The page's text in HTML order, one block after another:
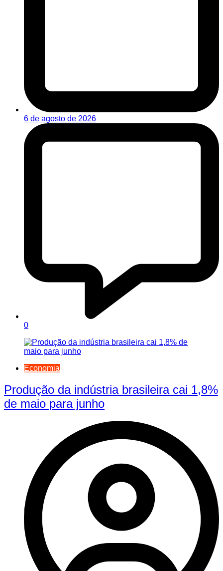
6 de agosto de 2026
0
Economia
Produção da indústria brasileira cai 1,8%
de maio para junho